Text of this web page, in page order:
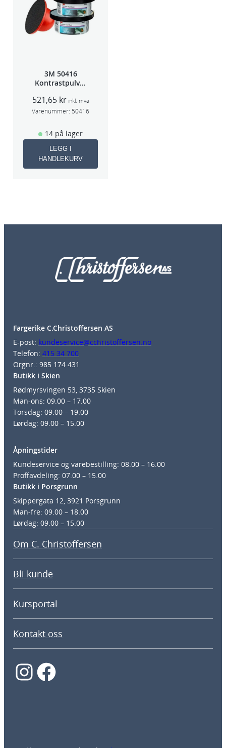
3M 50416
Kontrastpulver
521,65 kr inkl. mva
Varenummer: 50416
14 på lager
LEGG I
HANDLEKURV
Fargerike C.Christoffersen AS
E-post: kundeservice@cchristoffersen.no
Telefon: 415 34 700
Orgnr.: 985 174 431
Butikk i Skien
Rødmyrsvingen 53, 3735 Skien
Man-ons: 09.00 – 17.00
Torsdag: 09.00 – 19.00
Lørdag: 09.00 – 15.00
Åpningstider
Kundeservice og varebestilling: 08.00 – 16.00
Proffavdeling: 07.00 – 15.00
Butikk i Porsgrunn
Skippergata 12, 3921 Porsgrunn
Man-fre: 09.00 – 18.00
Lørdag: 09.00 – 15.00
Om C. Christoffersen
Bli kunde
Kursportal
Kontakt oss
InstagramFacebook